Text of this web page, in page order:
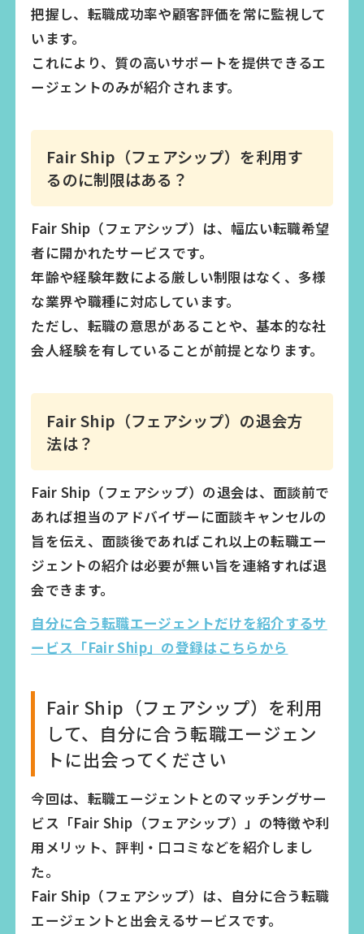
把握し、転職成功率や顧客評価を常に監視して
います。
これにより、質の高いサポートを提供できるエ
ージェントのみが紹介されます。
Fair Ship（フェアシップ）を利用す
るのに制限はある？
Fair Ship（フェアシップ）は、幅広い転職希望
者に開かれたサービスです。
年齢や経験年数による厳しい制限はなく、多様
な業界や職種に対応しています。
ただし、転職の意思があることや、基本的な社
会人経験を有していることが前提となります。
Fair Ship（フェアシップ）の退会方
法は？
Fair Ship（フェアシップ）の退会は、面談前で
あれば担当のアドバイザーに面談キャンセルの
旨を伝え、面談後であればこれ以上の転職エー
ジェントの紹介は必要が無い旨を連絡すれば退
会できます。
自分に合う転職エージェントだけを紹介するサ
ービス「Fair Ship」の登録はこちらから
Fair Ship（フェアシップ）を利用
して、自分に合う転職エージェン
トに出会ってください
今回は、転職エージェントとのマッチングサー
ビス「Fair Ship（フェアシップ）」の特徴や利
用メリット、評判・口コミなどを紹介しまし
た。
Fair Ship（フェアシップ）は、自分に合う転職
エージェントと出会えるサービスです。